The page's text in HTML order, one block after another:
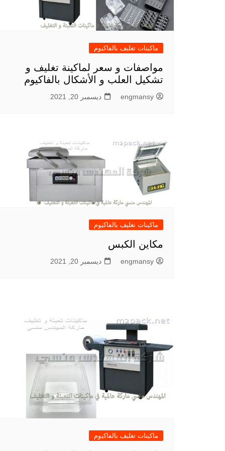
ماكينات تغليف بالفاكيوم
مواصفات و سعر لماكينة تغليف و
تشكيل العلب و الأشكال بالفاكيوم
engmansy ديسمبر 20, 2021
ماكينات تغليف بالفاكيوم
مكاين الكبس
engmansy ديسمبر 20, 2021
ماكينات تغليف بالفاكيوم